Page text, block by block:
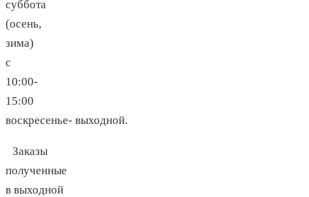
суббота
(осень,
зима)
с
10:00-
15:00
воскресенье- выходной.
Заказы
полученные
в выходной